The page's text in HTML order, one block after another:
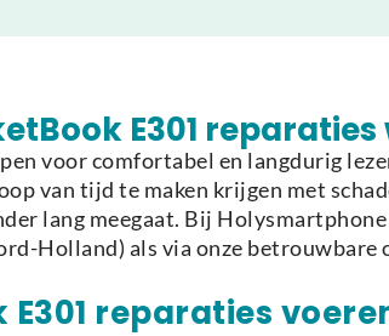
E301
voor comfortabel en langdurig
van tijd te maken krijgen met
lang meegaat. Bij
Holland) als via onze betrouwbare
reparaties